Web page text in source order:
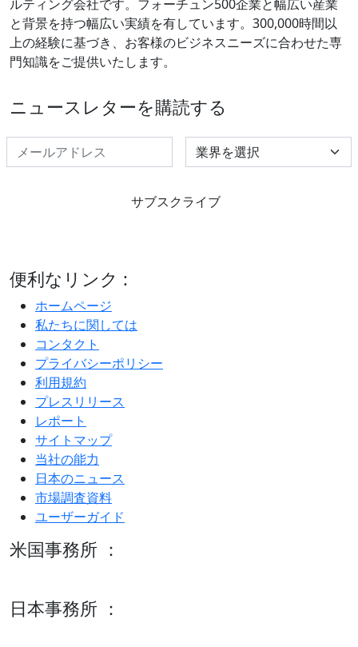
ルティング会社です。フォーチュン500企業と幅広い産業
と背景を持つ幅広い実績を有しています。300,000時間以
上の経験に基づき、お客様のビジネスニーズに合わせた専
門知識をご提供いたします。
ニュースレターを購読する
Select Industry
サブスクライブ
便利なリンク :
ホームページ
私たちに関しては
コンタクト
プライバシーポリシー
利用規約
プレスリリース
レポート
サイトマップ
当社の能力
日本のニュース
市場調査資料
ユーザーガイド
米国事務所 ：
日本事務所 ：